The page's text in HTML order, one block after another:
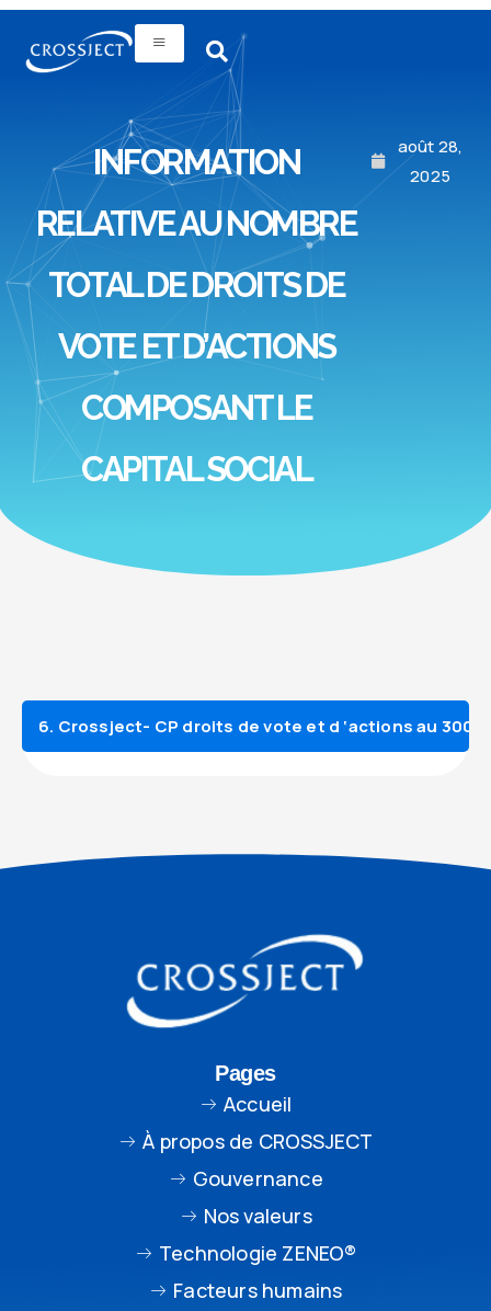
INFORMATION
RELATIVE AU NOMBRE
TOTAL DE DROITS DE
VOTE ET D’ACTIONS
COMPOSANT LE
CAPITAL SOCIAL
août 28,
2025
6. Crossject- CP droits de vote et d ‘actions au
Pages
Accueil
À propos de CROSSJECT
Gouvernance
Nos valeurs
Technologie ZENEO®
Facteurs humains